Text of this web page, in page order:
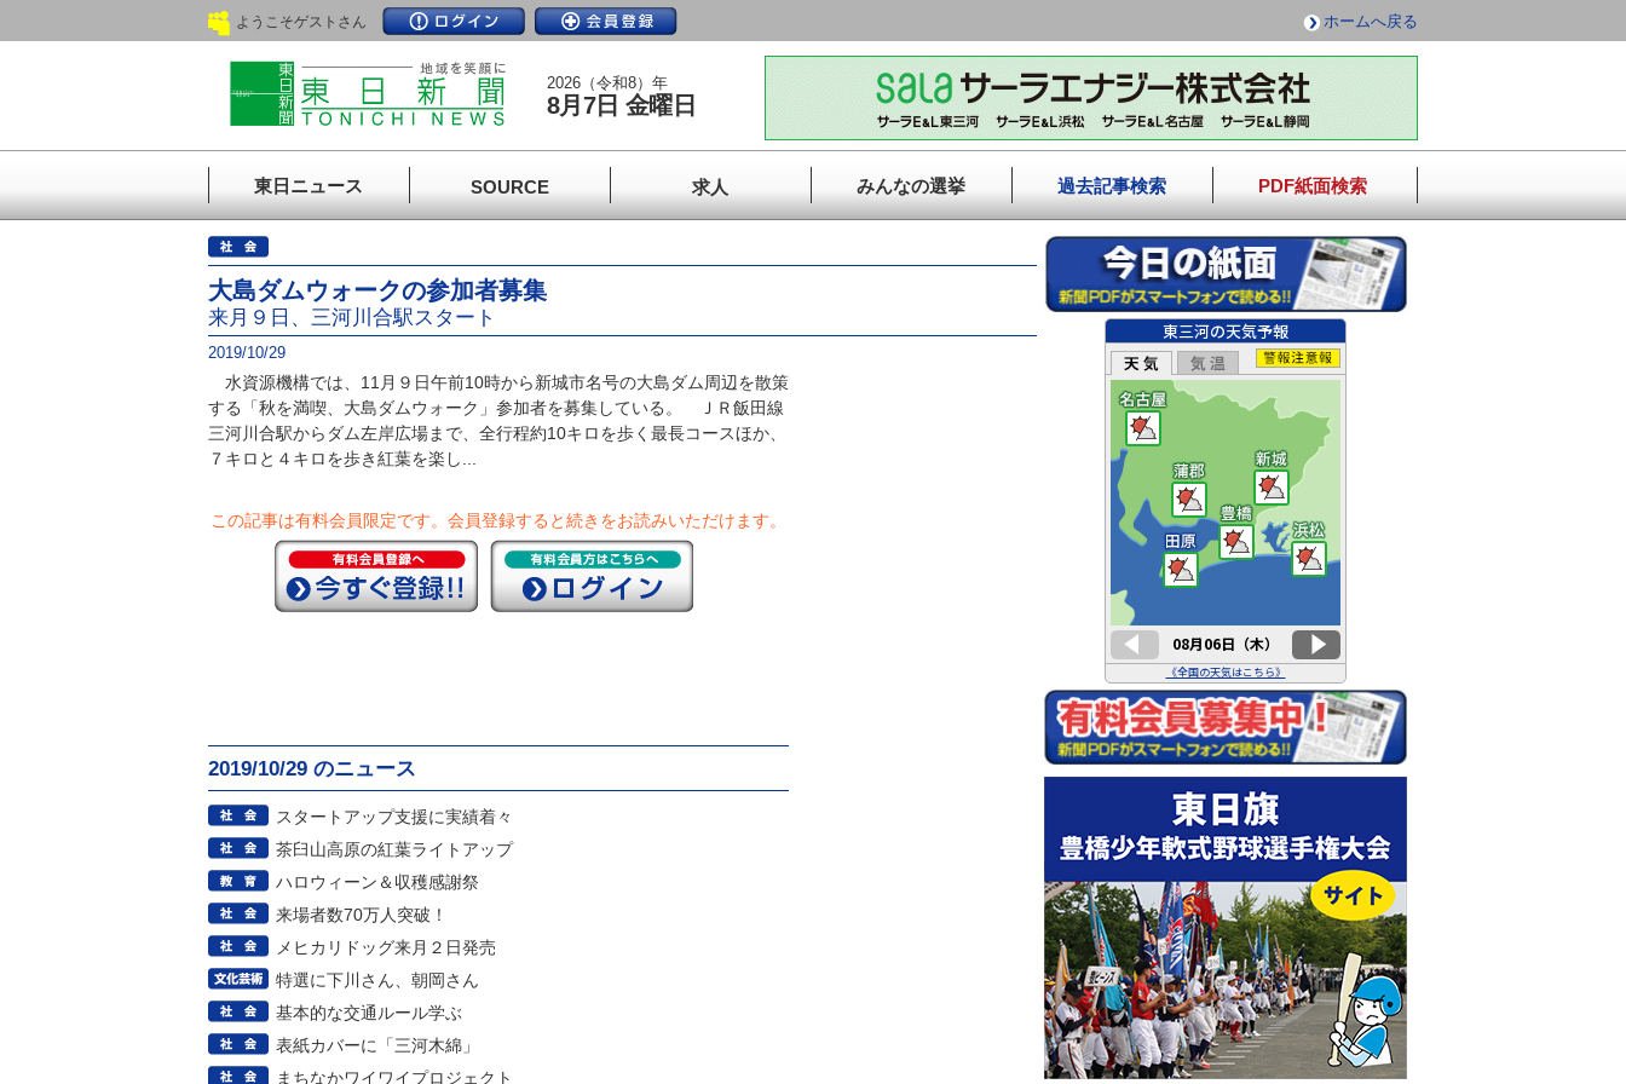
ようこそゲストさん ホームへ戻る
2026（令和8）年
8月7日 金曜日
東日ニュース SOURCE 求人 みんなの選挙 過去記事検索 PDF紙面検索
大島ダムウォークの参加者募集
来月９日、三河川合駅スタート
2019/10/29
水資源機構では、11月９日午前10時から新城市名号の大島ダム周辺を散策
する「秋を満喫、大島ダムウォーク」参加者を募集している。 ＪＲ飯田線
三河川合駅からダム左岸広場まで、全行程約10キロを歩く最長コースほか、
７キロと４キロを歩き紅葉を楽し...
この記事は有料会員限定です。 会員登録すると続きをお読みいただけます。
2019/10/29 のニュース
スタートアップ支援に実績着々
茶臼山高原の紅葉ライトアップ
ハロウィーン＆収穫感謝祭
来場者数70万人突破！
メヒカリドッグ来月２日発売
特選に下川さん、朝岡さん
基本的な交通ルール学ぶ
表紙カバーに「三河木綿」
まちなかワイワイプロジェクト